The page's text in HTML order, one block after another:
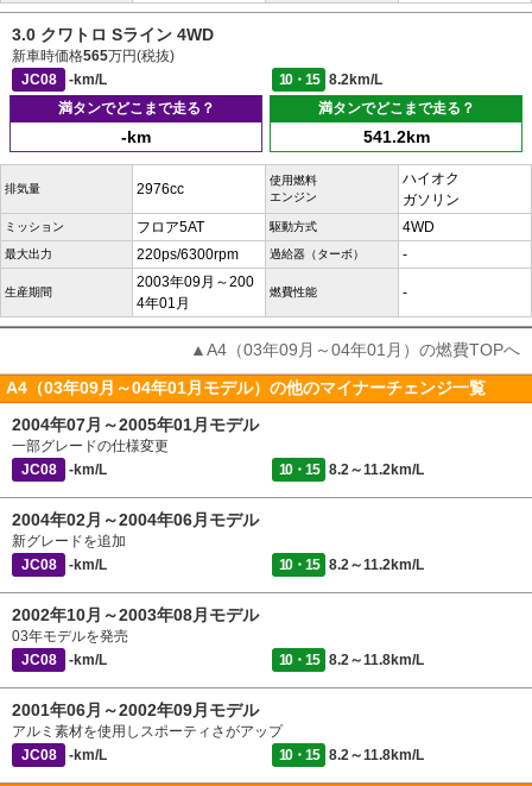
3.0 クワトロ Sライン 4WD
新車時価格565万円(税抜)
JC08
-km/L 10・15
8.2km/L
満タンでどこまで走る？
-km
満タンでどこまで走る？
541.2km
排気量 2976cc
使用燃料
エンジン
ハイオク
ガソリン
ミッション フロア5AT 駆動方式 4WD
最大出力 220ps/6300rpm 過給器（ターボ） -
生産期間
2003年09月～200
4年01月
燃費性能 -
▲A4（03年09月～04年01月）の燃費TOPへ
A4（03年09月～04年01月モデル）の他のマイナーチェンジ一覧
2004年07月～2005年01月モデル
一部グレードの仕様変更
JC08
-km/L 10・15 8.2～11.2km/L
2004年02月～2004年06月モデル
新グレードを追加
JC08
-km/L 10・15 8.2～11.2km/L
2002年10月～2003年08月モデル
03年モデルを発売
JC08
-km/L 10・15 8.2～11.8km/L
2001年06月～2002年09月モデル
アルミ素材を使用しスポーティさがアップ
JC08
-km/L 10・15 8.2～11.8km/L